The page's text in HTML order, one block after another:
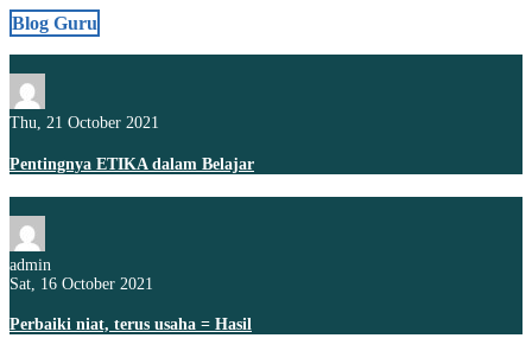
Blog Guru
Thu, 21 October 2021
Pentingnya ETIKA dalam Belajar
admin
Sat, 16 October 2021
Perbaiki niat, terus usaha = Hasil